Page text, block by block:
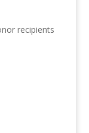
recipients